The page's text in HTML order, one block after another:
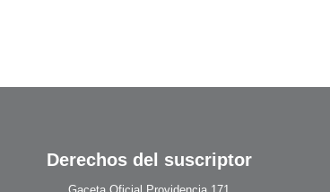
Derechos del suscriptor